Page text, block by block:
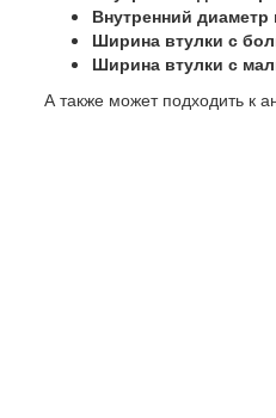
Внутренний диаметр
Ширина втулки с
Ширина втулки с
А также может подходить к